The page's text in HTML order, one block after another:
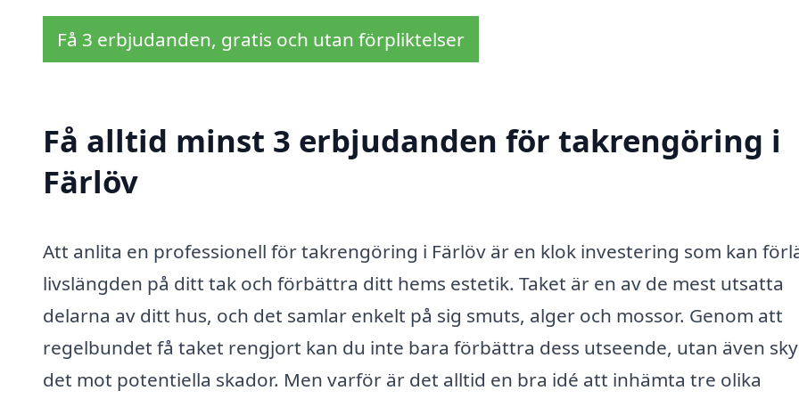
Få 3 erbjudanden, gratis och utan förpliktelser
Få alltid minst 3 erbjudanden för takrengöring i
Färlöv
Att anlita en professionell för takrengöring i Färlöv är en klok investering som kan
livslängden på ditt tak och förbättra ditt hems estetik. Taket är en av de mest utsatta
delarna av ditt hus, och det samlar enkelt på sig smuts, alger och mossor. Genom att
regelbundet få taket rengjort kan du inte bara förbättra dess utseende, utan även
det mot potentiella skador. Men varför är det alltid en bra idé att inhämta tre olika